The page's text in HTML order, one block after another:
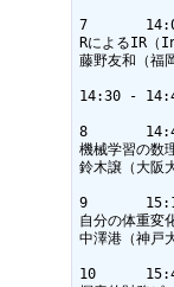
7	14:00 - 14:30
RによるIR
藤野友和（福
14:30 - 14:45	-- 休
8	14:45 - 15:15
機械学習の数
鈴木譲（大阪
9	15:15 - 15:45
自分の体重変
中澤港（神戸
10	15:45 - 16:15